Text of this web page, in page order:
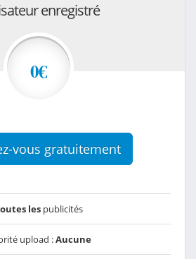
enregistré
0€
vous gratuitement
les publicités
upload :Aucune